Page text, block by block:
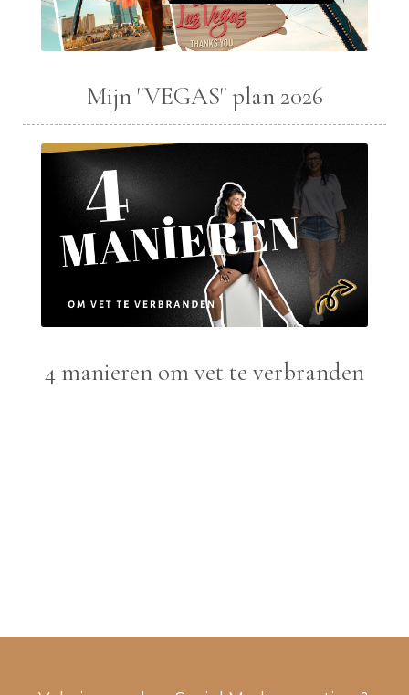
Mijn "VEGAS" plan 2026
4 manieren om vet te verbranden